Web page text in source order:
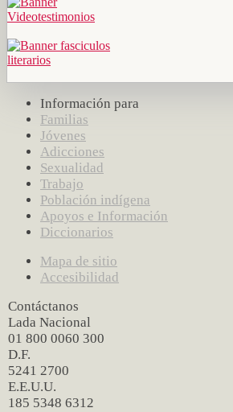
Información para
Familias
Jóvenes
Adicciones
Sexualidad
Trabajo
Población indígena
Apoyos e Información
Diccionarios
Mapa de sitio
Accesibilidad
Contáctanos
Lada Nacional
01 800 0060 300
D.F.
5241 2700
E.E.U.U.
185 5348 6312